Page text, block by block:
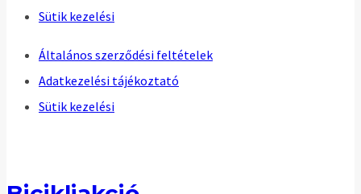
Sütik kezelési
Általános szerződési feltételek
Adatkezelési tájékoztató
Sütik kezelési